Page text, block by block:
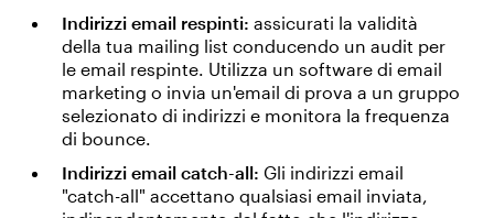
Indirizzi email respinti: assicurati la validità
della tua mailing list conducendo un audit per
le email respinte. Utilizza un software di email
marketing o invia un'email di prova a un gruppo
selezionato di indirizzi e monitora la frequenza
di bounce.
Indirizzi email catch-all: Gli indirizzi email
"catch-all" accettano qualsiasi email inviata,